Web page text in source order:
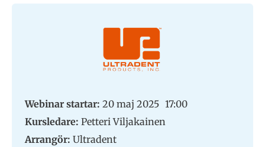
Webinar startar: 20 maj 2025 17:00
Kursledare: Petteri Viljakainen
Arrangör: Ultradent